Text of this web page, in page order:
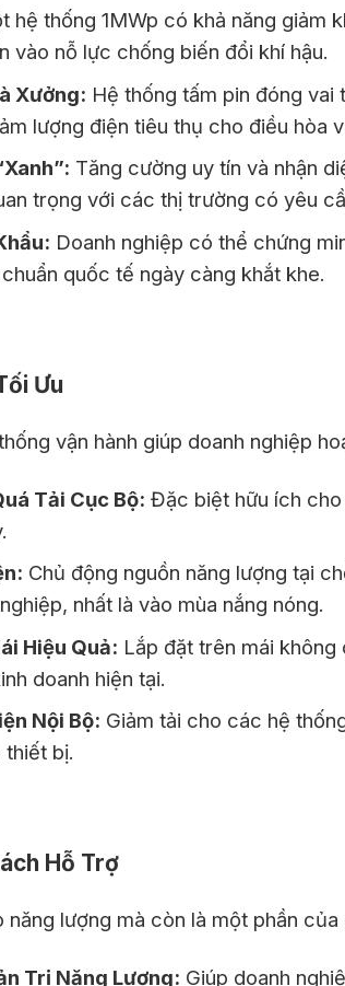
hệ thống 1MWp có khả năng giảm
vào nỗ lực chống biến đổi khí hậu.
Xưởng: Hệ thống tấm pin đóng
lượng điện tiêu thụ cho điều hòa
Tăng cường uy tín và nhận
trọng với các thị trường có yêu
Doanh nghiệp có thể chứng
quốc tế ngày càng khắt khe.
Ưu
vận hành giúp doanh nghiệp
Tải Cục Bộ: Đặc biệt hữu ích
Chủ động nguồn năng lượng tại
nhất là vào mùa nắng nóng.
Hiệu Quả: Lắp đặt trên mái
doanh hiện tại.
Nội Bộ: Giảm tải cho các hệ
thiết bị.
Hỗ Trợ
lượng mà còn là một phần
Trị Năng Lượng: Giúp doanh